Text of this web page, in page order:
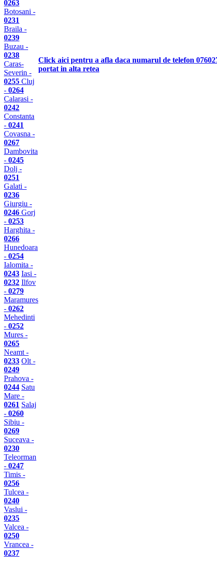
0263
Botosani -
0231
Braila -
0239
Buzau -
0238
Caras-
Severin -
0255 Cluj
- 0264
Calarasi -
0242
Constanta
- 0241
Covasna -
0267
Dambovita
- 0245
Dolj -
0251
Galati -
0236
Giurgiu -
0246 Gorj
- 0253
Harghita -
0266
Hunedoara
- 0254
Ialomita -
0243 Iasi -
0232 Ilfov
- 0279
Maramures
- 0262
Mehedinti
- 0252
Mures -
0265
Neamt -
0233 Olt -
0249
Prahova -
0244 Satu
Mare -
0261 Salaj
- 0260
Sibiu -
0269
Suceava -
0230
Teleorman
- 0247
Timis -
0256
Tulcea -
0240
Vaslui -
0235
Valcea -
0250
Vrancea -
0237
Click aici pentru a afla daca numarul de telefon
portat in alta retea